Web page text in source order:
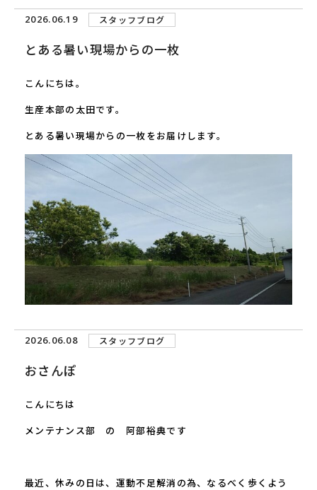
2026.06.19 スタッフブログ
とある暑い現場からの一枚
こんにちは。
生産本部の太田です。
とある暑い現場からの一枚をお届けします。
2026.06.08 スタッフブログ
おさんぽ
こんにちは
メンテナンス部 の 阿部裕典です
最近、休みの日は、運動不足解消の為、なるべく歩くよう